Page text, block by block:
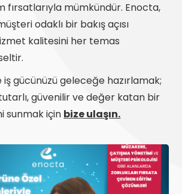
fırsatlarıyla mümkündür. Enocta,
odaklı bir bakış açısı
kalitesini her temas
iş gücünüzü geleceğe hazırlamak;
güvenilir ve değer katan bir
sunmak için bize ulaşın.